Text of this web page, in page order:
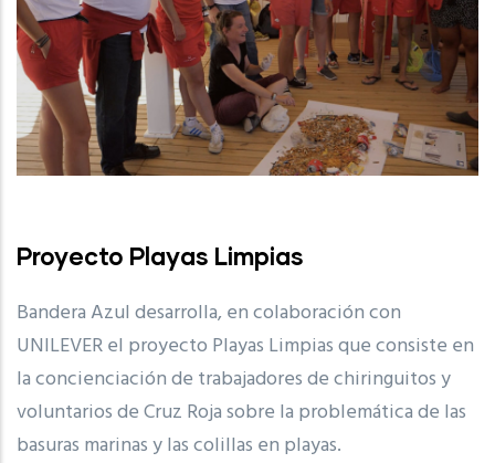
Proyecto Playas Limpias
Bandera Azul desarrolla, en colaboración con
UNILEVER el proyecto Playas Limpias que consiste en
la concienciación de trabajadores de chiringuitos y
voluntarios de Cruz Roja sobre la problemática de las
basuras marinas y las colillas en playas.